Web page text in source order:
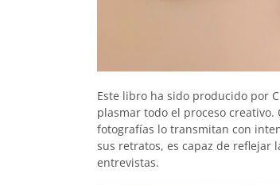
Este libro ha sido producido por
plasmar todo el proceso creativo.
fotografías lo transmitan con
sus retratos, es capaz de reflejar
entrevistas.